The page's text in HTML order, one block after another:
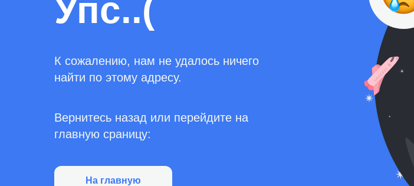
Упс..(
К сожалению, нам не удалось ничего
найти по этому адресу.
Вернитесь назад или перейдите на
главную сраницу:
На главную